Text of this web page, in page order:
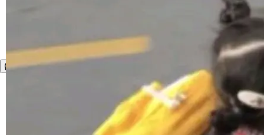
整性保护。效果是：吞吐量提升 41%，每 token
成本降低 30%，精度不变。 FP8 省的不仅是显
存 KV cache 是推理时最吃显...
让语音识别不再只是听清，而是真正听懂。通过
先理解你的语境和意图，再把准确的文字直接给
到你。从“逐字转写、单点优化”演进为“理解语
境、兼容场景、一键直出”。 Hy ASR 3.0 previe
w 不要求标准普通话，方言识别覆盖粤语、吴语
等 10 大方言片区和 20 余个二级小片区。在开
源评测集中，Hy ASR 3.0 preview 在多语种的